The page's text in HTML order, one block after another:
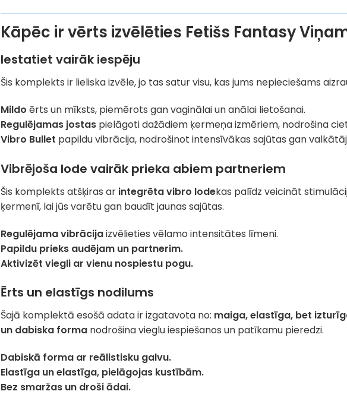
Kāpēc ir vērts izvēlēties Fetišs Fantasy
Iestatiet vairāk iespēju
Šis komplekts ir lieliska izvēle, jo tas satur visu, kas jums nepieciešams
Mildo ērts un mīksts, piemērots gan vaginālai un anālai lietošanai.
Regulējamas jostas pielāgoti dažādiem ķermeņa izmēriem, nodrošina
Vibro Bullet papildu vibrācija, nodrošinot intensīvākas sajūtas gan
Vibrējoša lode vairāk prieka abiem partneriem
Šis komplekts atšķiras ar integrēta vibro lodekas palīdz veicināt
ķermenī, lai jūs varētu gan baudīt jaunas sajūtas.
Regulējama vibrācijaizvēlieties vēlamo intensitātes līmeni.
Papildu prieks audējam un partnerim.
Aktivizēt viegli ar vienu nospiestu pogu.
Ērts un elastīgs nodilums
Šajā komplektā esošā adata ir izgatavota no: maiga, elastīga, bet
un dabiska forma nodrošina vieglu iespiešanos un patīkamu pieredzi.
Dabiskā forma ar reālistisku galvu.
Elastīga un elastīga, pielāgojas kustībām.
Bez smaržas un droši ādai.